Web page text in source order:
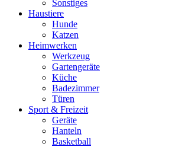
Sonstiges
Haustiere
Hunde
Katzen
Heimwerken
Werkzeug
Gartengeräte
Küche
Badezimmer
Türen
Sport & Freizeit
Geräte
Hanteln
Basketball